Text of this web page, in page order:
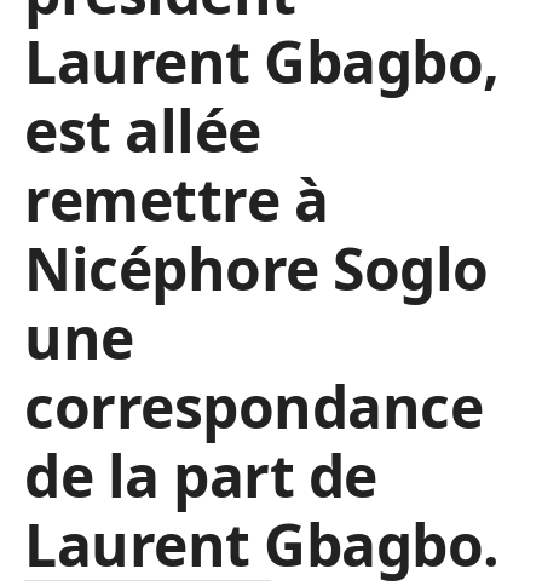
Laurent Gbagbo,
est allée
remettre à
Nicéphore Soglo
une
correspondance
de la part de
Laurent Gbagbo.